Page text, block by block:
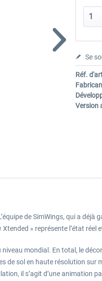
Se
Réf.
Version
de SimWings, qui a déjà
» représente l’état réel
mondial. En total, le
de sol en haute résolution sur
il s’agit d’une animation